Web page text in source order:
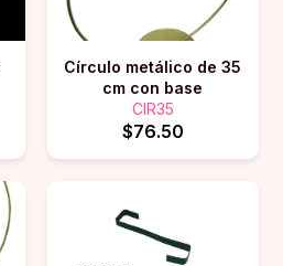
Círculo metálico de 35
cm con base
CIR35
$76.50